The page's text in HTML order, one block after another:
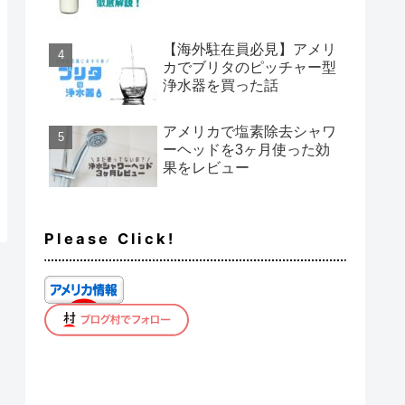
【海外駐在員必見】アメリ
カでブリタのピッチャー型
浄水器を買った話
アメリカで塩素除去シャワ
ーヘッドを3ヶ月使った効
果をレビュー
Please Click!